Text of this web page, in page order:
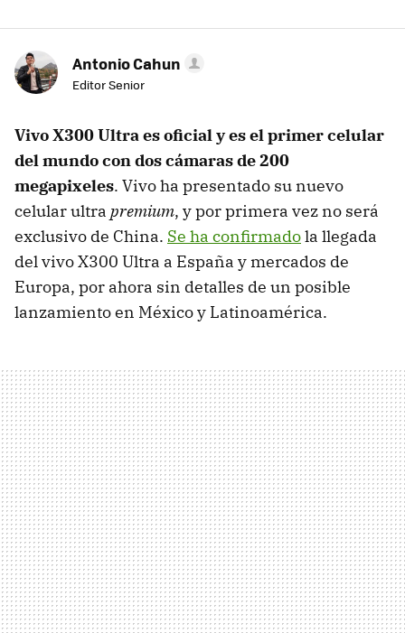
Antonio Cahun
Editor Senior
Vivo X300 Ultra es oficial y es el primer celular
del mundo con dos cámaras de 200
megapixeles. Vivo ha presentado su nuevo
celular ultra premium, y por primera vez no será
exclusivo de China. Se ha confirmadola llegada
del vivo X300 Ultra a España y mercados de
Europa, por ahora sin detalles de un posible
lanzamiento en México y Latinoamérica.